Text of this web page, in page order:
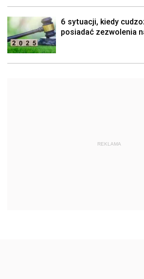
6 sytuacji, kiedy
posiadać zezwolenia
REKLAMA